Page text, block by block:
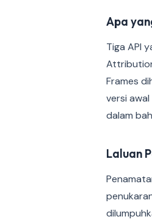
Apa
Tiga API
Frames
versi
dalam
Laluan